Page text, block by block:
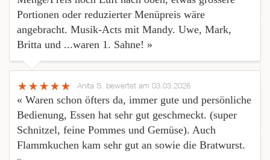
Portionen oder reduzierter Menüpreis wäre
angebracht. Musik-Acts mit Mandy. Uwe, Mark,
Britta und ...waren 1. Sahne! »
Anita S. bewertet am 03.03.2026
« Waren schon öfters da, immer gute und persönliche
Bedienung, Essen hat sehr gut geschmeckt. (super
Schnitzel, feine Pommes und Gemüse). Auch
Flammkuchen kam sehr gut an sowie die Bratwurst.